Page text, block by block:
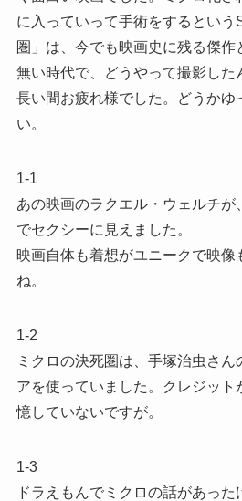
に入っていって手術をするとい
圏」は、今でも映画史に残る傑作
無い時代で、どうやって撮影した
長い間お疲れ様でした。どうかゆ
い。
1-1
あの映画のラクエル・ウェルチが
でセクシーに見えました。
映画自体も着想がユニークで映像
ね。
1-2
ミクロの決死圏は、手塚治虫さ
アを使っていました。クレジット
憶していないですが。
1-3
ドラえもんでミクロの話があっ